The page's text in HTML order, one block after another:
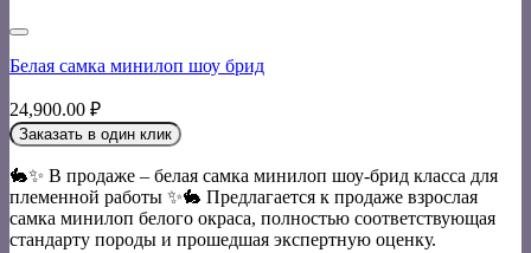
Белая самка минилоп шоу брид
24,900.00 ₽
Заказать в один клик
🐇✨ В продаже – белая самка минилоп шоу-брид класса для
племенной работы ✨🐇 Предлагается к продаже взрослая
самка минилоп белого окраса, полностью соответствующая
стандарту породы и прошедшая экспертную оценку.